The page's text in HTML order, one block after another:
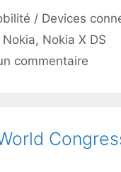
/ Devices
Nokia, Nokia X DS
commentaire